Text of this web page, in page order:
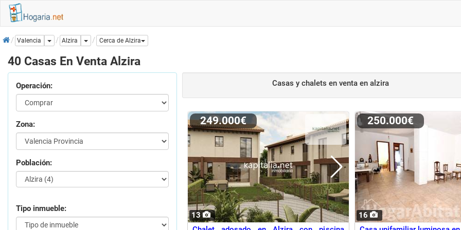
InicioValencia Dropdown
Alzira Dropdown
Cerca de Alzira
40 Casas En Venta Alzira
Operación:
Zona:
Población:
Tipo inmueble:
Casas y chalets en ventaen alzira
13
249.000€
16
250.000€